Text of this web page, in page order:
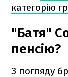
категорію
"Батя"
пенсію?
З погляду